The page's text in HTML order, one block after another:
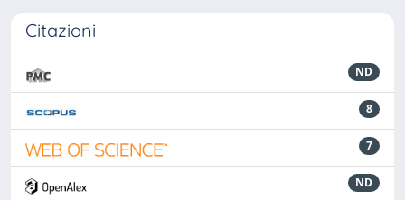
Citazioni
ND
8
7
ND